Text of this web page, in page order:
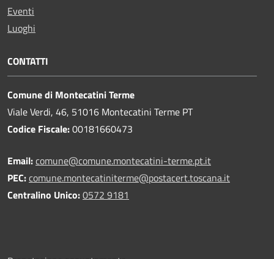
Eventi
Luoghi
CONTATTI
Comune di Montecatini Terme
Viale Verdi, 46, 51016 Montecatini Terme PT
Codice Fiscale:00181660473
Email:comune@comune.montecatini-terme.pt.it
PEC:comune.montecatiniterme@postacert.toscana.it
Centralino Unico:0572 9181